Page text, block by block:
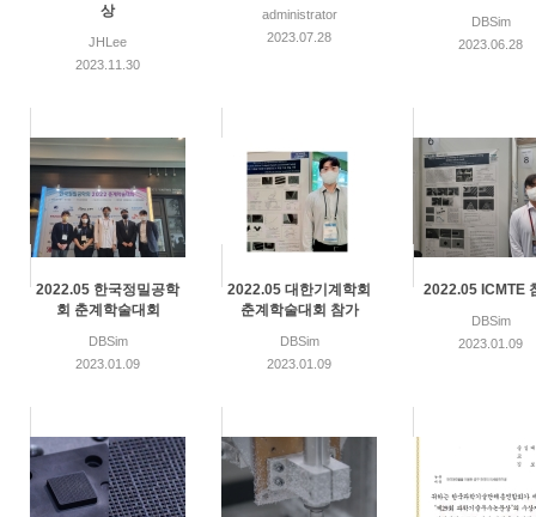
상
JHLee
2023.11.30
administrator
2023.07.28
DBSim
2023.06.28
2022.05 한국정밀공학
회 춘계학술대회
DBSim
2023.01.09
2022.05 대한기계학회
춘계학술대회 참가
DBSim
2023.01.09
2022.05 ICMTE
DBSim
2023.01.09